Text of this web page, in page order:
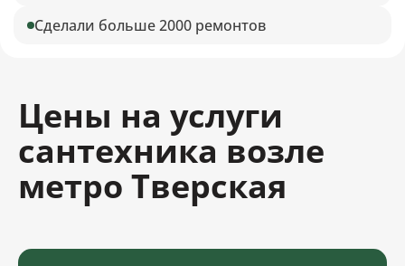
Сделали больше 2000 ремонтов
Цены на услуги
сантехника возле
метро Тверская